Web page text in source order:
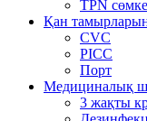
TPN
Қан
CVC
PICC
Порт
Медициналық
3 жақты